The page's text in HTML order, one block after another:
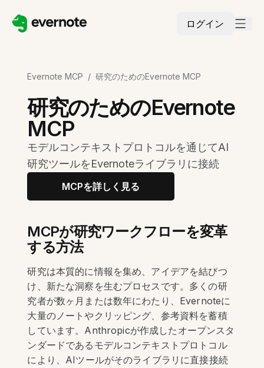
ログイン
Evernote MCP / 研究のためのEvernote MCP
研究のためのEvernote
MCP
モデルコンテキストプロトコルを通じてAI
研究ツールをEvernoteライブラリに接続
MCPを詳しく見る
MCPが研究ワークフローを変革
する方法
研究は本質的に情報を集め、アイデアを結びつ
け、新たな洞察を生むプロセスです。多くの研
究者が数ヶ月または数年にわたり、Evernoteに
大量のノートやクリッピング、参考資料を蓄積
しています。Anthropicが作成したオープンスタ
ンダードであるモデルコンテキストプロトコル
により、AIツールがそのライブラリに直接接続